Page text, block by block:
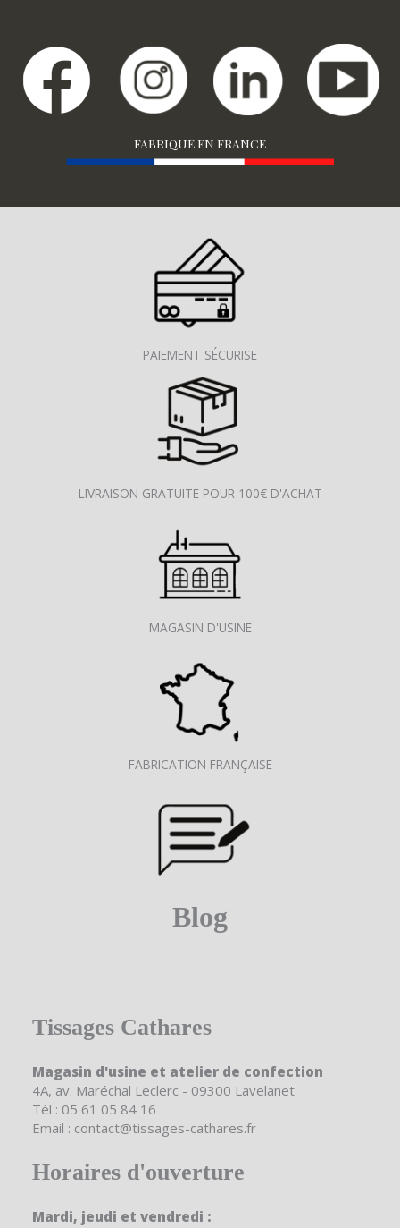
FABRIQUE EN FRANCE
PAIEMENT SÉCURISE
LIVRAISON GRATUITE POUR 100€ D'ACHAT
MAGASIN D'USINE
FABRICATION FRANÇAISE
Blog
Tissages Cathares
Magasin d'usine et atelier de confection
4A, av. Maréchal Leclerc - 09300 Lavelanet
Tél : 05 61 05 84 16
Email : contact@tissages-cathares.fr
Horaires d'ouverture
Mardi, jeudi et vendredi :